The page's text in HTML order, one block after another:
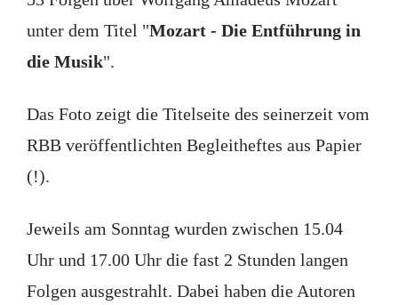
unter dem Titel "Mozart - Die Entführung in
die Musik".
Das Foto zeigt die Titelseite des seinerzeit vom
RBB veröffentlichten Begleitheftes aus Papier
(!).
Jeweils am Sonntag wurden zwischen 15.04
Uhr und 17.00 Uhr die fast 2 Stunden langen
Folgen ausgestrahlt. Dabei haben die Autoren